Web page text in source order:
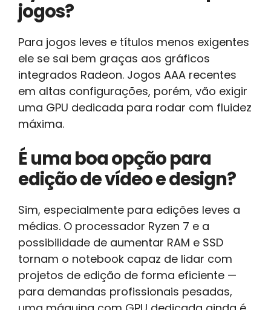
jogos?
Para jogos leves e títulos menos exigentes
ele se sai bem graças aos gráficos
integrados Radeon. Jogos AAA recentes
em altas configurações, porém, vão exigir
uma GPU dedicada para rodar com fluidez
máxima.
É uma boa opção para
edição de vídeo e design?
Sim, especialmente para edições leves a
médias. O processador Ryzen 7 e a
possibilidade de aumentar RAM e SSD
tornam o notebook capaz de lidar com
projetos de edição de forma eficiente —
para demandas profissionais pesadas,